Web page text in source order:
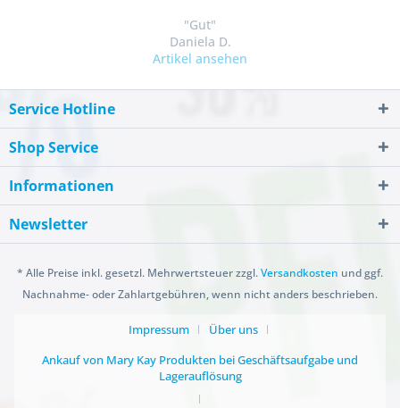
"Gut"
Daniela D.
Artikel ansehen
Service Hotline
Shop Service
Informationen
Newsletter
* Alle Preise inkl. gesetzl. Mehrwertsteuer zzgl.Versandkosten und ggf.
Nachnahme- oder Zahlartgebühren, wenn nicht anders beschrieben.
Impressum
Über uns
Ankauf von Mary Kay Produkten bei Geschäftsaufgabe und
Lagerauflösung